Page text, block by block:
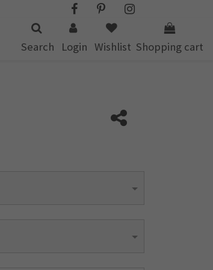
Search Login Wishlist Shopping cart